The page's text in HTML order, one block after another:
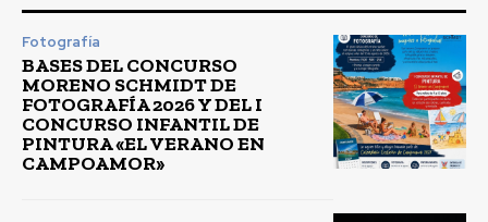
Fotografía
BASES DEL CONCURSO
MORENO SCHMIDT DE
FOTOGRAFÍA 2026 Y DEL I
CONCURSO INFANTIL DE
PINTURA «EL VERANO EN
CAMPOAMOR»